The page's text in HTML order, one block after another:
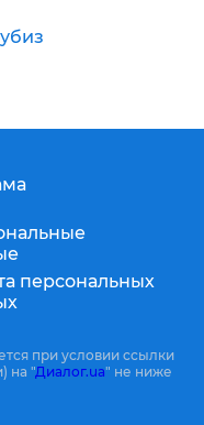
персональных
при условии ссылки
на "Диалог.ua" не ниже